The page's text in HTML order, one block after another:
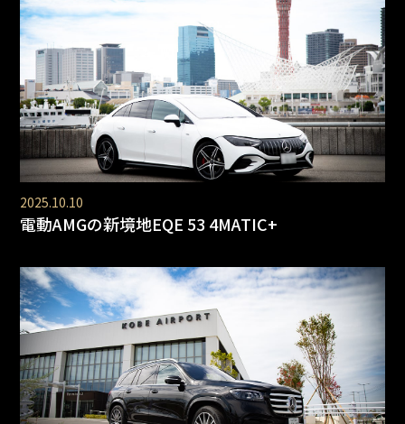
2025.10.10
電動AMGの新境地EQE 53 4MATIC+